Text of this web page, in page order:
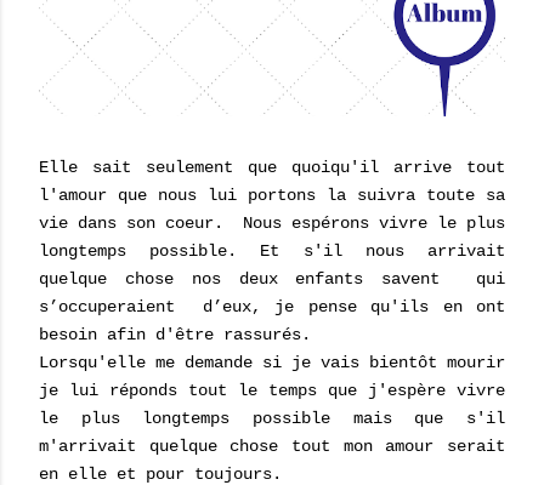
Elle sait seulement que quoiqu'il arrive tout
l'amour que nous lui portons la suivra toute sa
vie dans son coeur. Nous espérons vivre le plus
longtemps possible. Et s'il nous arrivait
quelque chose nos deux enfants savent qui
s’occuperaient d’eux, je pense qu'ils en ont
besoin afin d'être rassurés.
Lorsqu'elle me demande si je vais bientôt mourir
je lui réponds tout le temps que j'espère vivre
le plus longtemps possible mais que s'il
m'arrivait quelque chose tout mon amour serait
en elle et pour toujours.